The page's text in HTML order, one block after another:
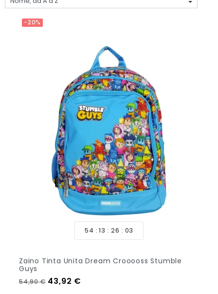
-20%
54 13 26 01
Zaino Tinta Unita Dream Crooooss Stumble
Guys
Prezzo regolare
54,90 € Prezzo
43,92 €